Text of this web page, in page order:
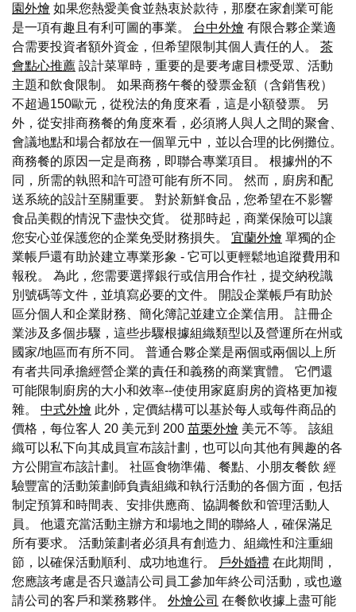
園外燴 如果您熱愛美食並熱衷於款待，那麼在家創業可能
是一項有趣且有利可圖的事業。 台中外燴 有限合夥企業適
合需要投資者額外資金，但希望限制其個人責任的人。 茶
會點心推薦 設計菜單時，重要的是要考慮目標受眾、活動
主題和飲食限制。 如果商務午餐的發票金額（含銷售稅）
不超過150歐元，從稅法的角度來看，這是小額發票。 另
外，從安排商務餐的角度來看，必須將人與人之間的聚會、
會議地點和場合都放在一個單元中，並以合理的比例攤位。
商務餐的原因一定是商務，即聯合專業項目。 根據州的不
同，所需的執照和許可證可能有所不同。 然而，廚房和配
送系統的設計至關重要。 對於新鮮食品，您希望在不影響
食品美觀的情況下盡快交貨。 從那時起，商業保險可以讓
您安心並保護您的企業免受財務損失。 宜蘭外燴 單獨的企
業帳戶還有助於建立專業形象 - 它可以更輕鬆地追蹤費用和
報稅。 為此，您需要選擇銀行或信用合作社，提交納稅識
別號碼等文件，並填寫必要的文件。 開設企業帳戶有助於
區分個人和企業財務、簡化簿記並建立企業信用。 註冊企
業涉及多個步驟，這些步驟根據組織類型以及營運所在州或
國家/地區而有所不同。 普通合夥企業是兩個或兩個以上所
有者共同承擔經營企業的責任和義務的商業實體。 它們還
可能限制廚房的大小和效率--使使用家庭廚房的資格更加複
雜。 中式外燴 此外，定價結構可以基於每人或每件商品的
價格，每位客人 20 美元到 200 苗栗外燴 美元不等。 該組
織可以私下向其成員宣布該計劃，也可以向其他有興趣的各
方公開宣布該計劃。 社區食物準備、餐點、小朋友餐飲 經
驗豐富的活動策劃師負責組織和執行活動的各個方面，包括
制定預算和時間表、安排供應商、協調餐飲和管理活動人
員。 他還充當活動主辦方和場地之間的聯絡人，確保滿足
所有要求。 活動策劃者必須具有創造力、組織性和注重細
節，以確保活動順利、成功地進行。
戶外婚禮 在此期間，
您應該考慮是否只邀請公司員工參加年終公司活動，或也邀
請公司的客戶和業務夥伴。 外燴公司 在餐飲收據上盡可能